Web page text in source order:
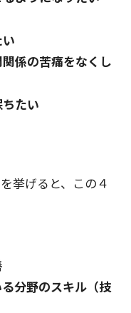
係の苦痛をなくし
たい
挙げると、この４
分野のスキル（技